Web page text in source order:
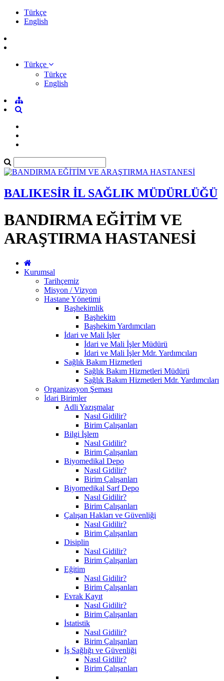
Türkçe
English
Türkçe
Türkçe
English
BALIKESİR İL SAĞLIK MÜDÜRLÜĞÜ
BANDIRMA EĞİTİM VE
ARAŞTIRMA HASTANESİ
Kurumsal
Tarihçemiz
Misyon / Vizyon
Hastane Yönetimi
Başhekimlik
Başhekim
Başhekim Yardımcıları
İdari ve Mali İşler
İdari ve Mali İşler Müdürü
İdari ve Mali İşler Mdr. Yardımcıları
Sağlık Bakım Hizmetleri
Sağlık Bakım Hizmetleri Müdürü
Sağlık Bakım Hizmetleri Mdr. Yardımcıları
Organizasyon Şeması
İdari Birimler
Adli Yazışmalar
Nasıl Gidilir?
Birim Çalışanları
Bilgi İşlem
Nasıl Gidilir?
Birim Çalışanları
Biyomedikal Depo
Nasıl Gidilir?
Birim Çalışanları
Biyomedikal Sarf Depo
Nasıl Gidilir?
Birim Çalışanları
Çalışan Hakları ve Güvenliği
Nasıl Gidilir?
Birim Çalışanları
Disiplin
Nasıl Gidilir?
Birim Çalışanları
Eğitim
Nasıl Gidilir?
Birim Çalışanları
Evrak Kayıt
Nasıl Gidilir?
Birim Çalışanları
İstatistik
Nasıl Gidilir?
Birim Çalışanları
İş Sağlığı ve Güvenliği
Nasıl Gidilir?
Birim Çalışanları